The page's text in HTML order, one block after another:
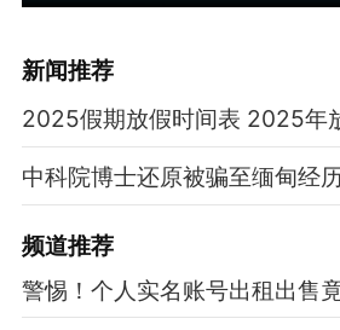
新闻推荐
频道推荐
警惕！个人实名账号出租出售